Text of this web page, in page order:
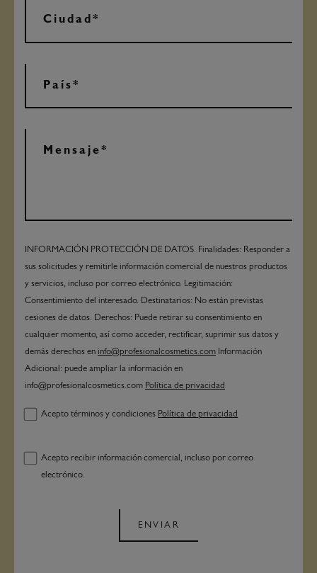
INFORMACIÓN PROTECCIÓN DE DATOS. Finalidades: Responder a
sus solicitudes y remitirle información comercial de nuestros productos
y servicios, incluso por correo electrónico. Legitimación:
Consentimiento del interesado. Destinatarios: No están previstas
cesiones de datos. Derechos: Puede retirar su consentimiento en
cualquier momento, así como acceder, rectificar, suprimir sus datos y
demás derechos en info@profesionalcosmetics.com Información
Adicional: puede ampliar la información en
info@profesionalcosmetics.com Política de privacidad
Acepto términos y condiciones Política de privacidad
Acepto recibir información comercial, incluso por correo
electrónico.
ENVIAR